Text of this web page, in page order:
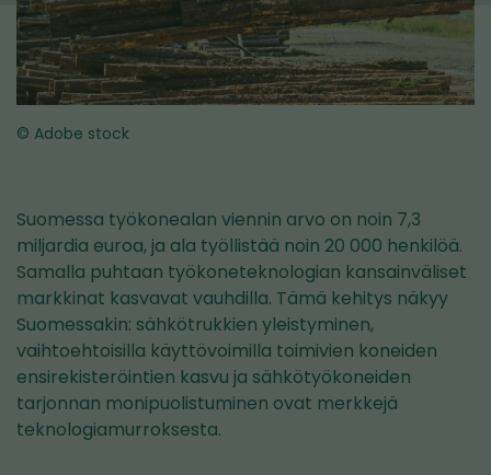
© Adobe stock
Suomessa työkonealan viennin arvo on noin 7,3
miljardia euroa, ja ala työllistää noin 20 000 henkilöä.
Samalla puhtaan työkoneteknologian kansainväliset
markkinat kasvavat vauhdilla. Tämä kehitys näkyy
Suomessakin: sähkötrukkien yleistyminen,
vaihtoehtoisilla käyttövoimilla toimivien koneiden
ensirekisteröintien kasvu ja sähkötyökoneiden
tarjonnan monipuolistuminen ovat merkkejä
teknologiamurroksesta.